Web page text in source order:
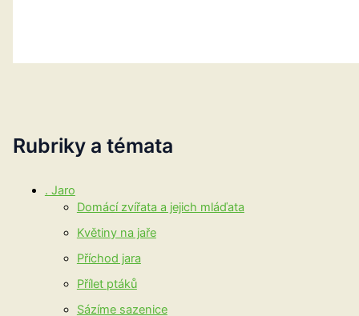
Rubriky a témata
. Jaro
Domácí zvířata a jejich mláďata
Květiny na jaře
Příchod jara
Přílet ptáků
Sázíme sazenice